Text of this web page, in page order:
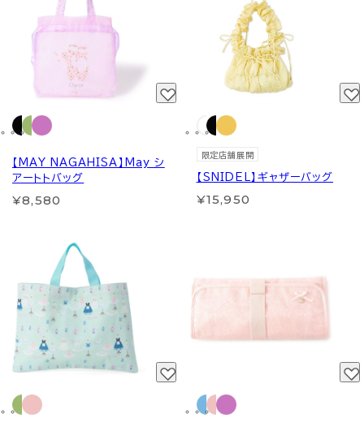
【MAY NAGAHISA】May シ
アートトバッグ
¥8,580
限定店舗展開
【SNIDEL】ギャザーバッグ
¥15,950